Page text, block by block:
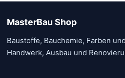
MasterBau Shop
Baustoffe, Bauchemie, Farben
Handwerk, Ausbau und